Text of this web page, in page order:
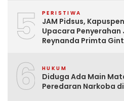
5 PERISTIWA
JAM Pidsus,
Upacara Penyerahan
Reynanda Primta
6 HUKUM
Diduga Ada Main
Peredaran Narkoba